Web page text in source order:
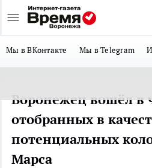
Мы в ВКонтакте Мы в Telegram
Воронежец вошёл в
отобранных в
потенциальных
Марса